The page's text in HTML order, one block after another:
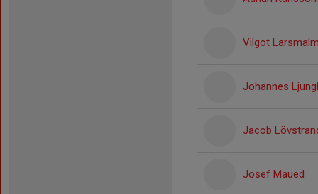
Vilgot Larsmalm
Johannes
Jacob
Josef Maued